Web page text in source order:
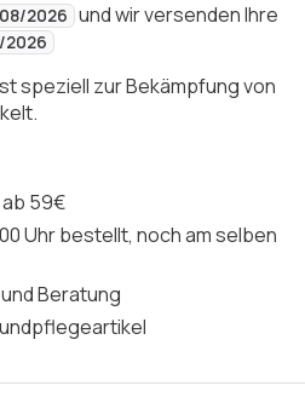
2026 und wir versenden Ihre
2026
speziell zur Bekämpfung von
59€
Uhr bestellt, noch am selben
Beratung